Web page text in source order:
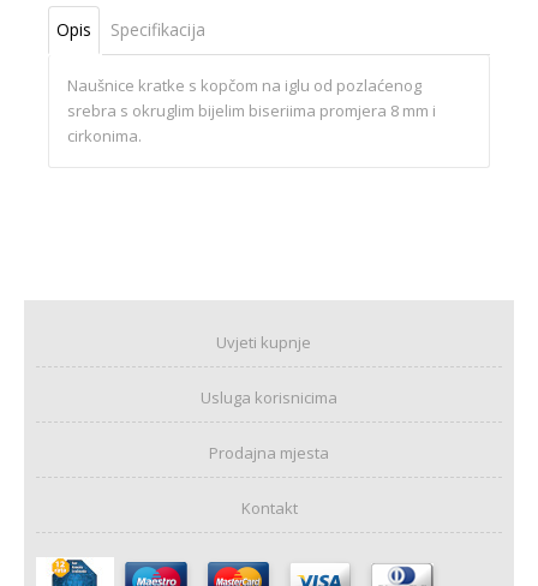
Opis Specifikacija
Naušnice kratke s kopčom na iglu od pozlaćenog
srebra s okruglim bijelim biseriima promjera 8 mm i
cirkonima.
Uvjeti kupnje
Usluga korisnicima
Prodajna mjesta
Kontakt